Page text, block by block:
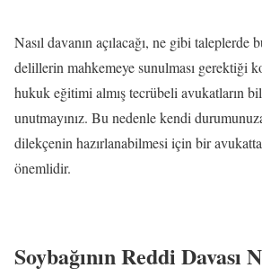
Nasıl davanın açılacağı, ne gibi taleplerde
delillerin mahkemeye sunulması gerektiği
hukuk eğitimi almış tecrübeli avukatların
unutmayınız. Bu nedenle kendi
dilekçenin hazırlanabilmesi için bir
önemlidir.
Soybağının Reddi Davası